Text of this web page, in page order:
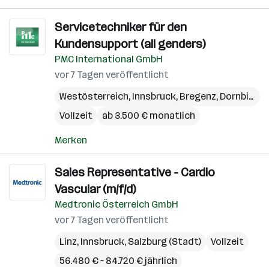
Servicetechniker für den
Kundensupport (all genders)
PMC International GmbH
vor 7 Tagen veröffentlicht
Westösterreich, Innsbruck, Bregenz, Dornbirn
Vollzeit
ab 3.500 € monatlich
Merken
Sales Representative - Cardio
Vascular (m/f/d)
Medtronic Österreich GmbH
vor 7 Tagen veröffentlicht
Linz, Innsbruck, Salzburg (Stadt)
Vollzeit
56.480 € – 84.720 € jährlich